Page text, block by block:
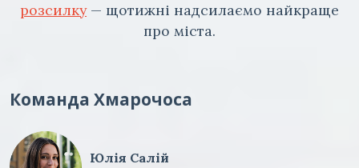
розсилку— щотижні надсилаємо найкраще
про міста.
Команда Хмарочоса
Юлія Салій